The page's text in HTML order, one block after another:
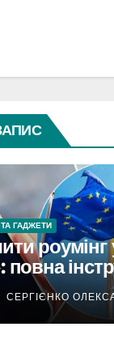
ТА ГАДЖЕТИ
роумінг
повна
СЕРГІЄНКО